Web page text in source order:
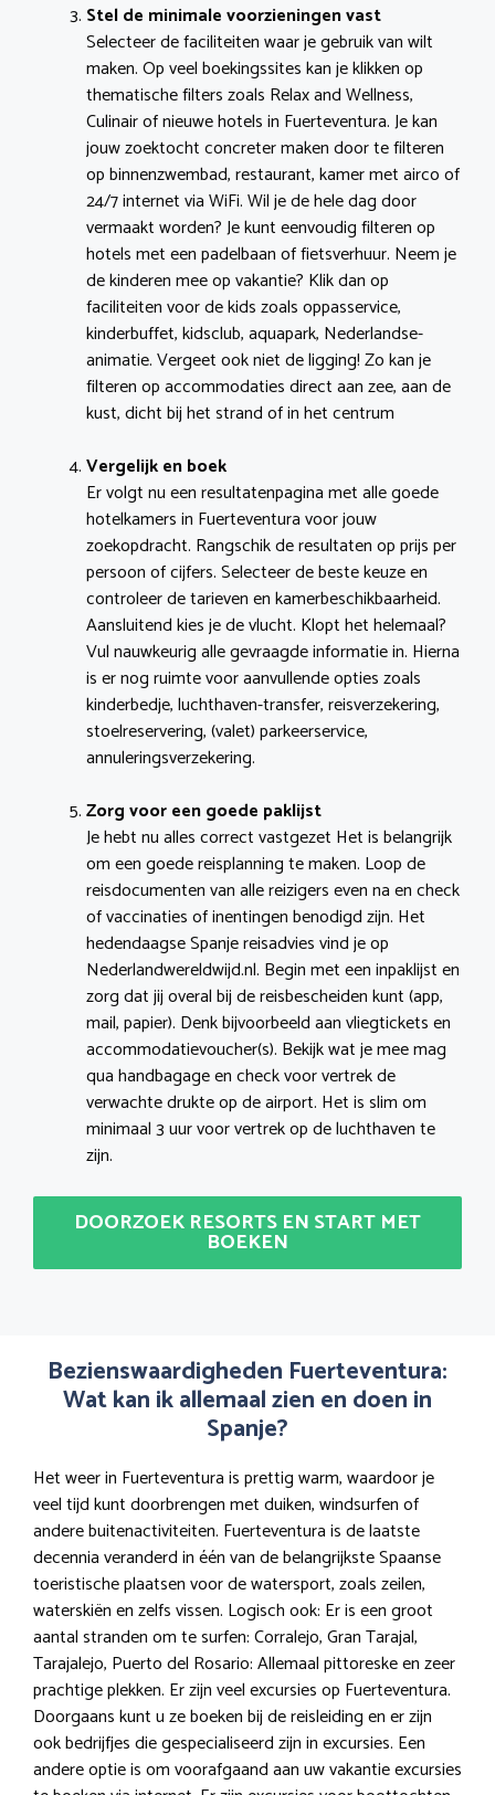
Stel de minimale voorzieningen vast
Selecteer de faciliteiten waar je gebruik van wilt
maken. Op veel boekingssites kan je klikken op
thematische filters zoals Relax and Wellness,
Culinair of nieuwe hotels in Fuerteventura. Je kan
jouw zoektocht concreter maken door te filteren
op binnenzwembad, restaurant, kamer met airco of
24/7 internet via WiFi. Wil je de hele dag door
vermaakt worden? Je kunt eenvoudig filteren op
hotels met een padelbaan of fietsverhuur. Neem je
de kinderen mee op vakantie? Klik dan op
faciliteiten voor de kids zoals oppasservice,
kinderbuffet, kidsclub, aquapark, Nederlandse-
animatie. Vergeet ook niet de ligging! Zo kan je
filteren op accommodaties direct aan zee, aan de
kust, dicht bij het strand of in het centrum
Vergelijk en boek
Er volgt nu een resultatenpagina met alle goede
hotelkamers in Fuerteventura voor jouw
zoekopdracht. Rangschik de resultaten op prijs per
persoon of cijfers. Selecteer de beste keuze en
controleer de tarieven en kamerbeschikbaarheid.
Aansluitend kies je de vlucht. Klopt het helemaal?
Vul nauwkeurig alle gevraagde informatie in. Hierna
is er nog ruimte voor aanvullende opties zoals
kinderbedje, luchthaven-transfer, reisverzekering,
stoelreservering, (valet) parkeerservice,
annuleringsverzekering.
Zorg voor een goede paklijst
Je hebt nu alles correct vastgezet Het is belangrijk
om een goede reisplanning te maken. Loop de
reisdocumenten van alle reizigers even na en check
of vaccinaties of inentingen benodigd zijn. Het
hedendaagse Spanje reisadvies vind je op
Nederlandwereldwijd.nl. Begin met een inpaklijst en
zorg dat jij overal bij de reisbescheiden kunt (app,
mail, papier). Denk bijvoorbeeld aan vliegtickets en
accommodatievoucher(s). Bekijk wat je mee mag
qua handbagage en check voor vertrek de
verwachte drukte op de airport. Het is slim om
minimaal 3 uur voor vertrek op de luchthaven te
zijn.
DOORZOEK RESORTS EN START MET
BOEKEN
Bezienswaardigheden Fuerteventura:
Wat kan ik allemaal zien en doen in
Spanje?
Het weer in Fuerteventura is prettig warm, waardoor je
veel tijd kunt doorbrengen met duiken, windsurfen of
andere buitenactiviteiten. Fuerteventura is de laatste
decennia veranderd in één van de belangrijkste Spaanse
toeristische plaatsen voor de watersport, zoals zeilen,
waterskiën en zelfs vissen. Logisch ook: Er is een groot
aantal stranden om te surfen: Corralejo, Gran Tarajal,
Tarajalejo, Puerto del Rosario: Allemaal pittoreske en zeer
prachtige plekken. Er zijn veel excursies op Fuerteventura.
Doorgaans kunt u ze boeken bij de reisleiding en er zijn
ook bedrijfjes die gespecialiseerd zijn in excursies. Een
andere optie is om voorafgaand aan uw vakantie excursies